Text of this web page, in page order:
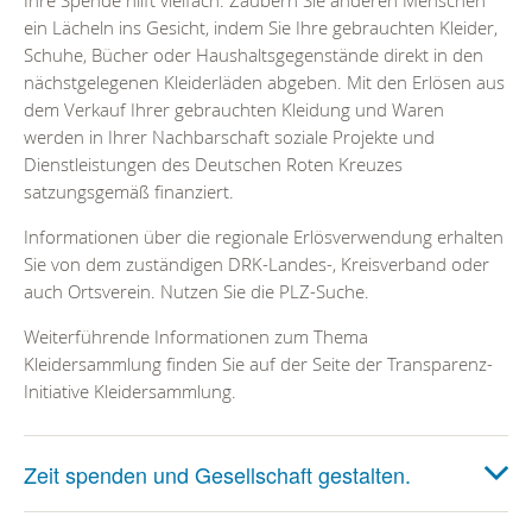
ein Lächeln ins Gesicht, indem Sie Ihre gebrauchten Kleider,
Schuhe, Bücher oder Haushaltsgegenstände direkt in den
nächstgelegenen Kleiderläden abgeben. Mit den Erlösen aus
dem Verkauf Ihrer gebrauchten Kleidung und Waren
werden in Ihrer Nachbarschaft soziale Projekte und
Dienstleistungen des Deutschen Roten Kreuzes
satzungsgemäß finanziert.
Informationen über die regionale Erlösverwendung erhalten
Sie von dem zuständigen DRK-Landes-, Kreisverband oder
auch Ortsverein. Nutzen Sie die PLZ-Suche.
Weiterführende Informationen zum Thema
Kleidersammlung finden Sie auf der Seite der Transparenz-
Initiative Kleidersammlung.
Zeit spenden und Gesellschaft gestalten.